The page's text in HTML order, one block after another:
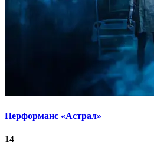
Перформанс «Астрал»
14+